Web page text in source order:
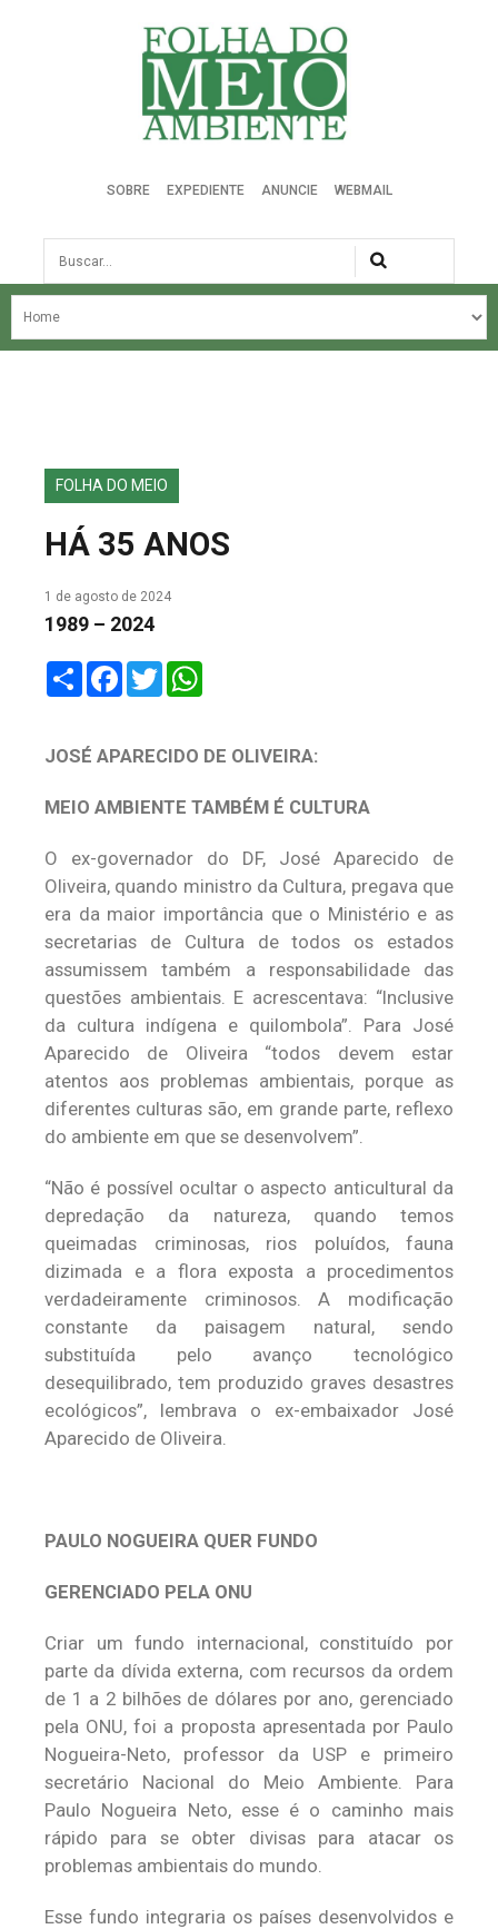
Folha do Meio Ambiente
SOBRE EXPEDIENTE ANUNCIE WEBMAIL
Busca
NOSSA HISTÓRIA
EDIÇÕES ANTERIORES
FOLHA DO MEIO
HÁ 35 ANOS
1 de agosto de 2024
1989 – 2024
ShareFacebook
Twitter
JOSÉ APARECIDO DE OLIVEIRA:
MEIO AMBIENTE TAMBÉM É CULTURA
O ex-governador do DF, José Aparecido de
Oliveira, quando ministro da Cultura, pregava que
era da maior importância que o Ministério e as
secretarias de Cultura de todos os estados
assumissem também a responsabilidade das
questões ambientais. E acrescentava: “Inclusive
da cultura indígena e quilombola”. Para José
Aparecido de Oliveira “todos devem estar
atentos aos problemas ambientais, porque as
diferentes culturas são, em grande parte, reflexo
do ambiente em que se desenvolvem”.
“Não é possível ocultar o aspecto anticultural da
depredação da natureza, quando temos
queimadas criminosas, rios poluídos, fauna
dizimada e a flora exposta a procedimentos
verdadeiramente criminosos. A modificação
constante da paisagem natural, sendo
substituída pelo avanço tecnológico
desequilibrado, tem produzido graves desastres
ecológicos”, lembrava o ex-embaixador José
Aparecido de Oliveira.
PAULO NOGUEIRA QUER FUNDO
GERENCIADO PELA ONU
Criar um fundo internacional, constituído por
parte da dívida externa, com recursos da ordem
de 1 a 2 bilhões de dólares por ano, gerenciado
pela ONU, foi a proposta apresentada por Paulo
Nogueira-Neto, professor da USP e primeiro
secretário Nacional do Meio Ambiente. Para
Paulo Nogueira Neto, esse é o caminho mais
rápido para se obter divisas para atacar os
problemas ambientais do mundo.
Esse fundo integraria os países desenvolvidos e